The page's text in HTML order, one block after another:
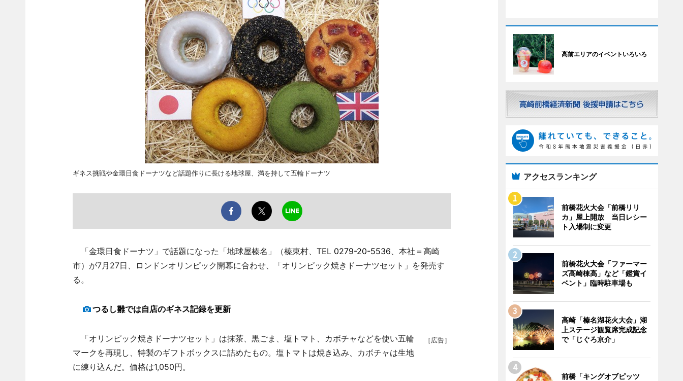
ギネス挑戦や金環日食ドーナツなど話題作りに長ける地球屋、満を持して五輪ドーナツ
「金環日食ドーナツ」で話題になった「地球屋榛名」（榛東村、TEL 0279-20-5536、本社＝高崎
市）が7月27日、ロンドンオリンピック開幕に合わせ、「オリンピック焼きドーナツセット」を発売す
る。
つるし雛では自店のギネス記録を更新
［広告］
「オリンピック焼きドーナツセット」は抹茶、黒ごま、塩トマト、カボチャなどを使い五輪
マークを再現し、特製のギフトボックスに詰めたもの。塩トマトは焼き込み、カボチャは生地
に練り込んだ。価格は1,050円。
高前エリアのイベントいろいろ
アクセスランキング
前橋花火大会「前橋リリ
カ」屋上開放 当日レシー
ト入場制に変更
前橋花火大会「ファーマー
ズ高崎棟高」など「鑑賞イ
ベント」臨時駐車場も
高崎「榛名湖花火大会」湖
上ステージ観覧席完成記念
で「じぐろ京介」
前橋「キングオブピッツ